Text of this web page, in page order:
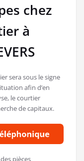
chez
à
sera sous le signe
afin d’en
le courtier
de capitaux.
pièces